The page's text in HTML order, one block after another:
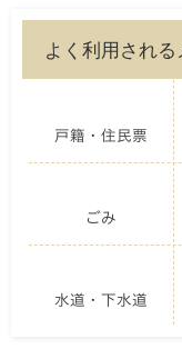
よく利用される
戸籍・住民票
ごみ
水道・下水道